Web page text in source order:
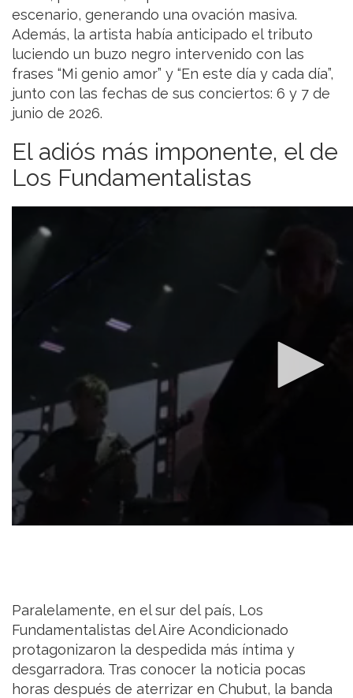
escenario, generando una ovación masiva.
Además, la artista había anticipado el tributo
luciendo un buzo negro intervenido con las
frases “Mi genio amor” y “En este día y cada día”,
junto con las fechas de sus conciertos: 6 y 7 de
junio de 2026.
El adiós más imponente, el de
Los Fundamentalistas
Paralelamente, en el sur del país, Los
Fundamentalistas del Aire Acondicionado
protagonizaron la despedida más íntima y
desgarradora. Tras conocer la noticia pocas
horas después de aterrizar en Chubut, la banda